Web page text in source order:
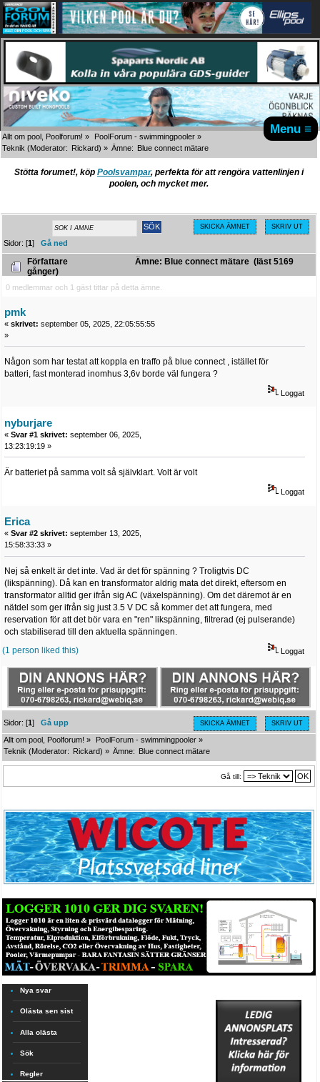
Menu ≡
Allt om pool, Poolforum! » PoolForum - swimmingpooler »
Teknik (Moderator: Rickard) » Ämne: Blue connect mätare
Stötta forumet!, köp Poolsvampar, perfekta för att rengöra vattenlinjen i
poolen, och mycket mer.
SKICKA ÄMNET SKRIV UT
Sidor: [1]Gå ned
Författare
Ämne: Blue connect mätare (läst 5169
gånger)
0 medlemmar och 1 gäst tittar på detta ämne.
pmk
« skrivet: september 05, 2025, 22:05:55:55
»
Någon som har testat att koppla en traffo på blue connect , istället för
batteri, fast monterad inomhus 3,6v borde väl fungera ?
Loggat
nyburjare
« Svar #1 skrivet: september 06, 2025,
13:23:19:19 »
Är batteriet på samma volt så självklart. Volt är volt
Loggat
Erica
« Svar #2 skrivet: september 13, 2025,
15:58:33:33 »
Nej så enkelt är det inte. Vad är det för spänning ? Troligtvis DC
(likspänning). Då kan en transformator aldrig mata det direkt, eftersom en
transformator alltid ger ifrån sig AC (växelspänning). Om det däremot är en
nätdel som ger ifrån sig just 3.5 V DC så kommer det att fungera, med
reservation för att det bör vara en "ren" likspänning, filtrerad (ej pulserande)
och stabiliserad till den aktuella spänningen.
Loggat
(1 person liked this)
SKICKA ÄMNET SKRIV UT
Sidor: [1]Gå upp
Allt om pool, Poolforum! » PoolForum - swimmingpooler »
Teknik (Moderator: Rickard) » Ämne: Blue connect mätare
Gå till:
Nya svar
Olästa sen sist
Alla olästa
Sök
Regler